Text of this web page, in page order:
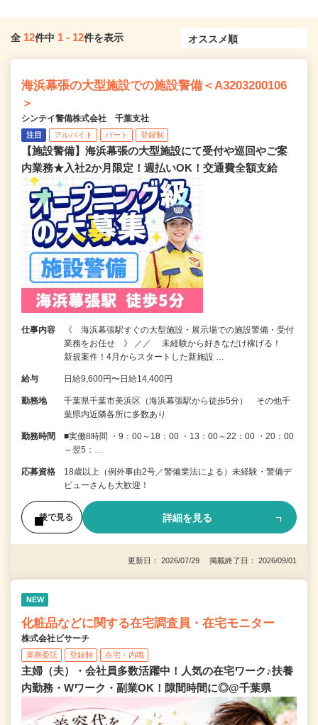
全 12件中 1 - 12件を表示
海浜幕張の大型施設での施設警備＜A3203200106
＞
シンテイ警備株式会社 千葉支社
注目 アルバイト パート 登録制
【施設警備】海浜幕張の大型施設にて受付や巡回やご案
内業務★入社2か月限定！週払いOK！交通費全額支給
仕事内容
《 海浜幕張駅すぐの大型施設・展示場での施設警備・受付
業務をお任せ 》 ／／ 未経験から好きなだけ稼げる！
新規案件！4月からスタートした新施設 …
給与 日給9,600円〜日給14,400円
勤務地
千葉県千葉市美浜区（海浜幕張駅から徒歩5分） その他千
葉県内近隣各所に多数あり
勤務時間
■実働8時間 ・9：00～18：00 ・13：00～22：00 ・20：00
～翌5：…
応募資格
18歳以上（例外事由2号／警備業法による）未経験・警備デ
ビューさんも大歓迎！
後で見る 詳細を見る
更新日： 2026/07/29 掲載終了日： 2026/09/01
NEW
化粧品などに関する在宅調査員・在宅モニター
株式会社ビサーチ
業務委託 登録制 在宅・内職
主婦（夫）・会社員多数活躍中！人気の在宅ワーク♪扶養
内勤務・Wワーク・副業OK！隙間時間に◎@千葉県